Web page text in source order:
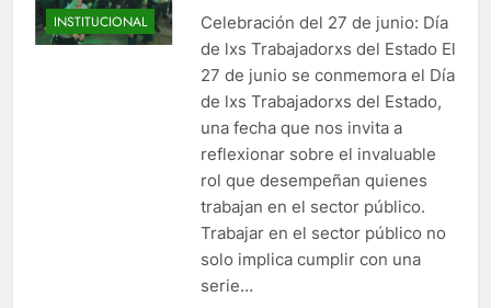
INSTITUCIONAL
Celebración del 27 de junio: Día
de lxs Trabajadorxs del Estado El
27 de junio se conmemora el Día
de lxs Trabajadorxs del Estado,
una fecha que nos invita a
reflexionar sobre el invaluable
rol que desempeñan quienes
trabajan en el sector público.
Trabajar en el sector público no
solo implica cumplir con una
serie…